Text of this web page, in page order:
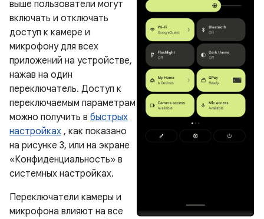
выше пользователи могут
включать и отключать
доступ к камере и
микрофону для всех
приложений на устройстве,
нажав на один
переключатель. Доступ к
переключаемым параметрам
можно получить в быстрых
настройках , как показано
на рисунке 3, или на экране
«Конфиденциальность» в
системных настройках.
Переключатели камеры и
микрофона влияют на все